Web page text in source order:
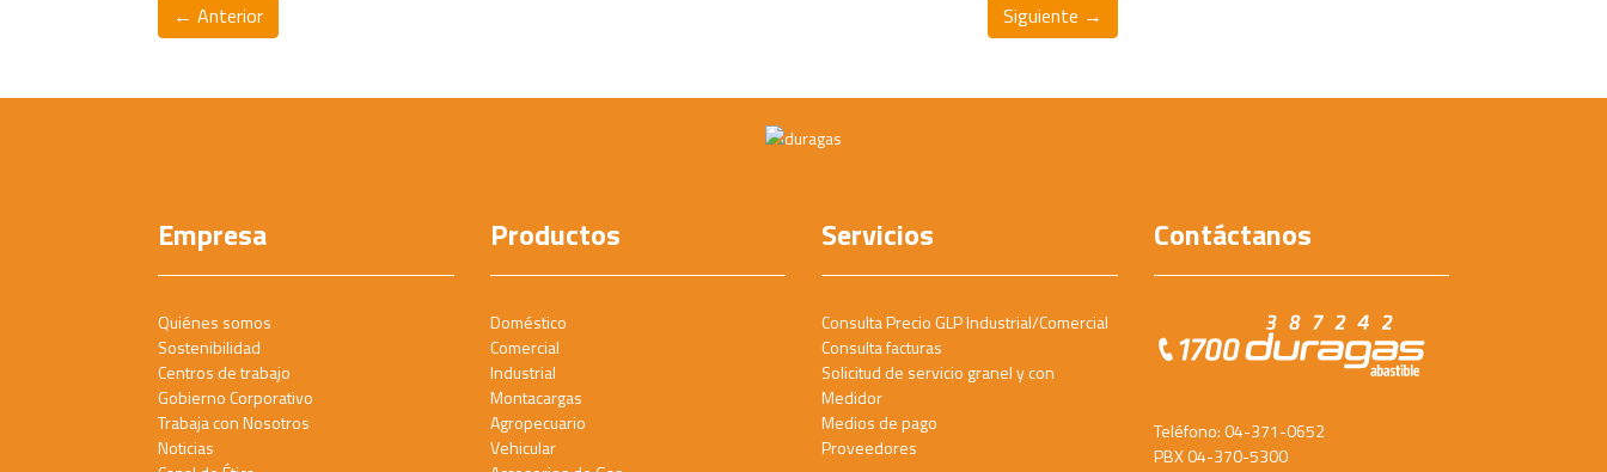
← Anterior Siguiente →
Empresa
Quiénes somos
Sostenibilidad
Centros de trabajo
Gobierno Corporativo
Trabaja con Nosotros
Noticias
Productos
Doméstico
Comercial
Industrial
Montacargas
Agropecuario
Vehicular
Servicios
Consulta Precio GLP Industrial/Comercial
Consulta facturas
Solicitud de servicio granel y con
Medidor
Medios de pago
Proveedores
Contáctanos
Teléfono: 04-371-0652
PBX 04-370-5300